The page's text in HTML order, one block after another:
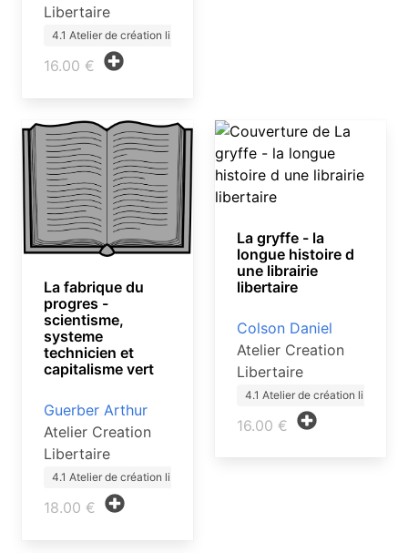
Libertaire
4.1 Atelier de création li…
16.00 €
La fabrique du
progres -
scientisme,
systeme
technicien et
capitalisme vert
Guerber Arthur
Atelier Creation
Libertaire
4.1 Atelier de création li…
18.00 €
La gryffe - la
longue histoire d
une librairie
libertaire
Colson Daniel
Atelier Creation
Libertaire
4.1 Atelier de création li…
16.00 €